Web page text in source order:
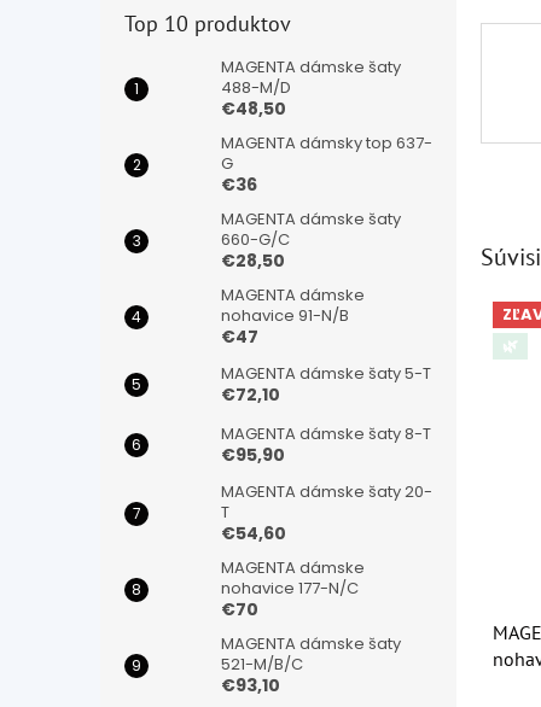
Top 10 produktov
MAGENTA dámske šaty
488-M/D
€48,50
MAGENTA dámsky top 637-
G
€36
MAGENTA dámske šaty
660-G/C
€28,50
MAGENTA dámske
nohavice 91-N/B
€47
MAGENTA dámske šaty 5-T
€72,10
MAGENTA dámske šaty 8-T
€95,90
MAGENTA dámske šaty 20-
T
€54,60
MAGENTA dámske
nohavice 177-N/C
€70
MAGENTA dámske šaty
521-M/B/C
€93,10
🌿